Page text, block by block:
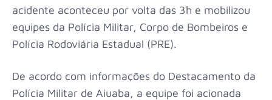
acidente aconteceu por volta das 3h e mobilizou
equipes da Polícia Militar, Corpo de Bombeiros e
Polícia Rodoviária Estadual (PRE).
De acordo com informações do Destacamento da
Polícia Militar de Aiuaba, a equipe foi acionada